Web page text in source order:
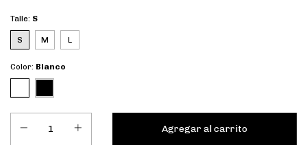
Talle: S
S M L
Color: Blanco